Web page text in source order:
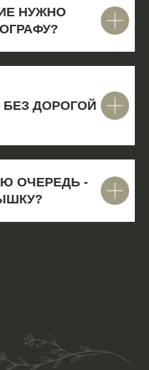
НУЖНО
ДОРОГОЙ
ОЧЕРЕДЬ -